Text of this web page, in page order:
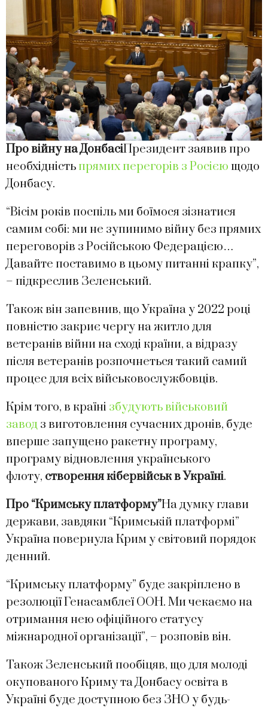
Про війну на ДонбасіПрезидент заявив про
необхідність прямих перегорів з Росією щодо
Донбасу.
“Вісім років поспіль ми боїмося зізнатися
самим собі: ми не зупинимо війну без прямих
переговорів з Російською Федерацією…
Давайте поставимо в цьому питанні крапку”,
– підкреслив Зеленський.
Також він запевнив, що Україна у 2022 році
повністю закриє чергу на житло для
ветеранів війни на сході країни, а відразу
після ветеранів розпочнеться такий самий
процес для всіх військовослужбовців.
Крім того, в країні збудують військовий
завод з виготовлення сучасних дронів, буде
вперше запущено ракетну програму,
програму відновлення українського
флоту, створення кібервійськ в Україні.
Про “Кримську платформу”На думку глави
держави, завдяки “Кримській платформі”
Україна повернула Крим у світовий порядок
денний.
“Кримську платформу” буде закріплено в
резолюції Генасамблеї ООН. Ми чекаємо на
отримання нею офіційного статусу
міжнародної організації”, – розповів він.
Також Зеленський пообіцяв, що для молоді
окупованого Криму та Донбасу освіта в
Україні буде доступною без ЗНО у будь-